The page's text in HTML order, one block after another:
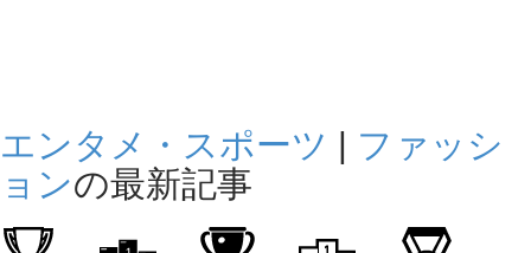
エンタメ・スポーツ | ファッシ
ョンの最新記事